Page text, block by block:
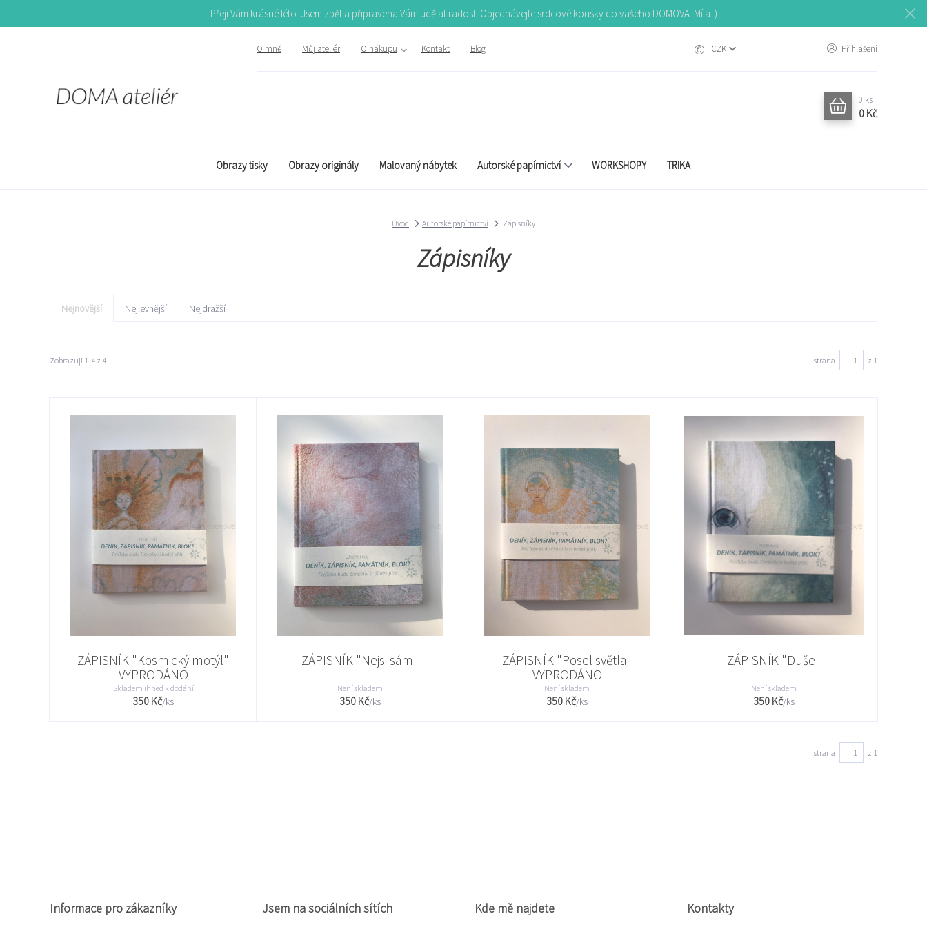
Přeji Vám krásné léto. Jsem zpět a připravena Vám udělat radost. Objednávejte srdcové kousky do vašeho DOMOVA. Míla :)
O mně Můj ateliér O nákupu Kontakt Blog CZK Přihlášení
0 ks
0 Kč
Obrazy tisky Obrazy originály Malovaný nábytek Autorské papírnictví WORKSHOPY TRIKA
Úvod Autorské papírnictví Zápisníky
Zápisníky
Nejnovější Nejlevnější Nejdražší
Zobrazuji 1-4 z 4 strana z 1
ZÁPISNÍK "Kosmický motýl"
VYPRODÁNO
350 Kč/ks
Skladem ihned k dodání
ZÁPISNÍK "Nejsi sám"
350 Kč/ks
Není skladem
ZÁPISNÍK "Posel světla"
VYPRODÁNO
350 Kč/ks
Není skladem
ZÁPISNÍK "Duše"
350 Kč/ks
Není skladem
strana z 1
Informace pro zákazníky Jsem na sociálních sítích Kde mě najdete Kontakty